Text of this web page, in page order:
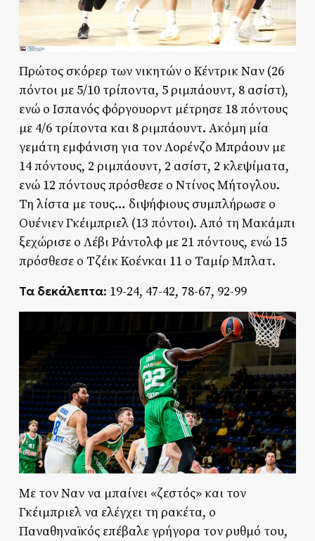
Πρώτος σκόρερ των νικητών ο Κέντρικ Ναν (26
πόντοι με 5/10 τρίποντα, 5 ριμπάουντ, 8 ασίστ),
ενώ ο Ισπανός φόργουορντ μέτρησε 18 πόντους
με 4/6 τρίποντα και 8 ριμπάουντ. Ακόμη μία
γεμάτη εμφάνιση για τον Λορένζο Μπράουν με
14 πόντους, 2 ριμπάουντ, 2 ασίστ, 2 κλεψίματα,
ενώ 12 πόντους πρόσθεσε ο Ντίνος Μήτογλου.
Τη λίστα με τους… διψήφιους συμπλήρωσε ο
Ουένιεν Γκέιμπριελ (13 πόντοι). Από τη Μακάμπι
ξεχώρισε ο Λέβι Ράντολφ με 21 πόντους, ενώ 15
πρόσθεσε ο Τζέικ Κοένκαι 11 ο Ταμίρ Μπλατ.
Τα δεκάλεπτα: 19-24, 47-42, 78-67, 92-99
Με τον Ναν να μπαίνει «ζεστός» και τον
Γκέιμπριελ να ελέγχει τη ρακέτα, ο
Παναθηναϊκός επέβαλε γρήγορα τον ρυθμό του,